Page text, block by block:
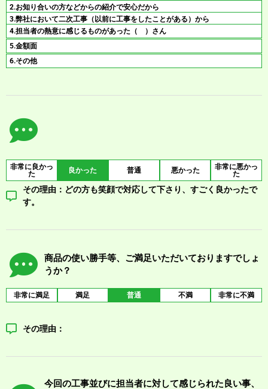
2.お知り合いの方などからの紹介で安心だから
3.弊社において二次工事（以前に工事をしたことがある）から
4.担当者の熱意に感じるものがあった（ ）さん
5.金額面
6.その他
非常に良かっ
た
良かった 普通 悪かった
非常に悪かっ
た
その理由：どの方も笑顔で対応して下さり、すごく良かったで
す。
商品の使い勝手等、ご満足いただいておりますでしょ
うか？
非常に満足 満足 普通 不満 非常に不満
その理由：
今回の工事並びに担当者に対して感じられた良い事、